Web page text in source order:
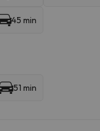
45 min
51 min